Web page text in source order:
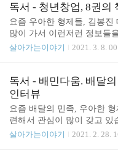
근검절약"내용이 궁금해져
그대로 부지런히 일하며 힘
세(성실)로 자신에게 주어
를 실현하자는 의미고요. '
새 시대의 흐름을 파악해
독서 - 청년창업, 8권의
요즘 우아한 형제들, 김봉진
많이 가서 이런저런 정보들
마 전에는 배민 다움이라는
관심이 많이 갖고 있습니다.
권 구입하고 절판된 책은 도
해 둔 상태입니다. 김봉진
읽으면서 김봉진 대표의 책
으로 시작하다"라는 책이 궁
니다. 사서 보고 싶었으나 안
살아가는이야기 2021. 3. 8.
독서 - 배민다움. 배달
인터뷰
요즘 배달의 민족, 우아한
련해서 관심이 많이 갖고 있
책도 몇 권 구입하고 절판된
살아가는이야기 2021. 2. 28.